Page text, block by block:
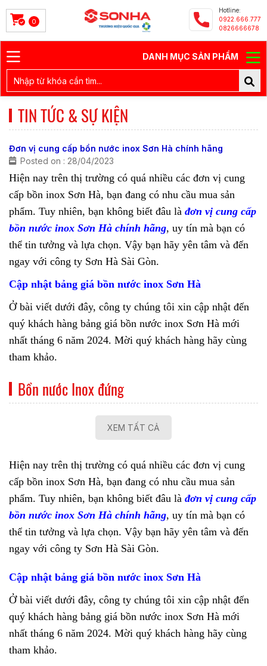
0
Hotline:
0922.666.777
0826666678
DANH MỤC SẢN PHẨM
TIN TỨC & SỰ KIỆN
Đơn vị cung cấp bồn nước inox Sơn Hà chính hãng
Posted on : 28/04/2023
Hiện nay trên thị trường có quá nhiều các đơn vị cung
cấp bồn inox Sơn Hà, bạn đang có nhu cầu mua sản
phẩm. Tuy nhiên, bạn không biết đâu là đơn vị cung cấp
bồn nước inox Sơn Hà chính hãng, uy tín mà bạn có
thể tin tưởng và lựa chọn. Vậy bạn hãy yên tâm và đến
ngay với công ty Sơn Hà Sài Gòn.
Cập nhật bảng giá bồn nước inox Sơn Hà
Ở bài viết dưới đây, công ty chúng tôi xin cập nhật đến
quý khách hàng bảng giá bồn nước inox Sơn Hà mới
nhất tháng 6 năm 2024. Mời quý khách hàng hãy cùng
tham khảo.
Bồn nước Inox đứng
XEM TẤT CẢ
Hiện nay trên thị trường có quá nhiều các đơn vị cung
cấp bồn inox Sơn Hà, bạn đang có nhu cầu mua sản
phẩm. Tuy nhiên, bạn không biết đâu là đơn vị cung cấp
bồn nước inox Sơn Hà chính hãng, uy tín mà bạn có
thể tin tưởng và lựa chọn. Vậy bạn hãy yên tâm và đến
ngay với công ty Sơn Hà Sài Gòn.
Cập nhật bảng giá bồn nước inox Sơn Hà
Ở bài viết dưới đây, công ty chúng tôi xin cập nhật đến
quý khách hàng bảng giá bồn nước inox Sơn Hà mới
nhất tháng 6 năm 2024. Mời quý khách hàng hãy cùng
tham khảo.